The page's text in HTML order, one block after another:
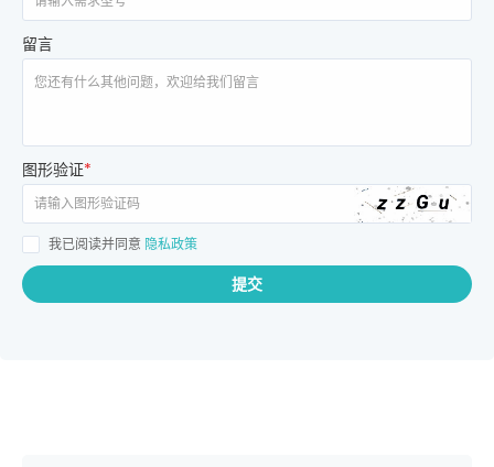
留言
图形验证*
我已阅读并同意 隐私政策
提交